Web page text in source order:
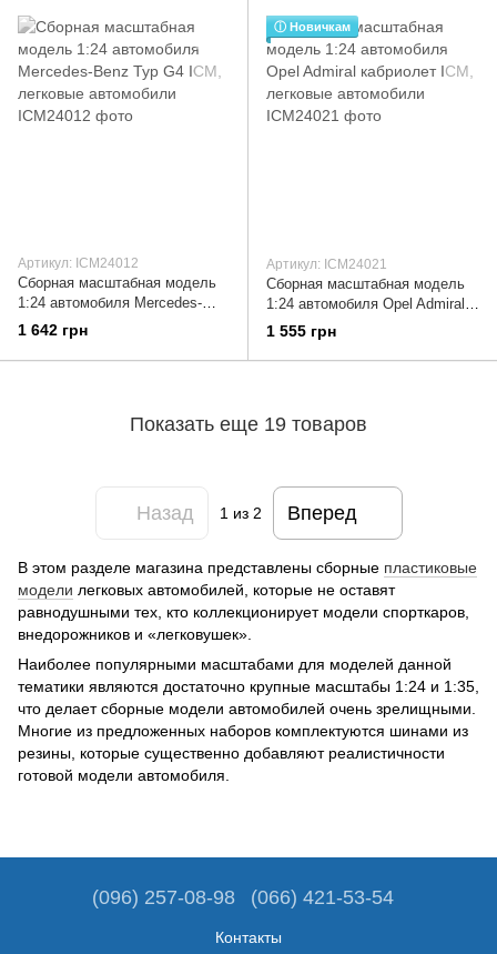
Артикул: ICM24012
Сборная масштабная модель
1:24 автомобиля Mercedes-
Benz Typ G4 ICM, легковые
автомобили
1 642 грн
ⓘ Новичкам
Артикул: ICM24021
Сборная масштабная модель
1:24 автомобиля Opel Admiral
кабриолет ICM, легковые
автомобили
1 555 грн
Показать еще 19 товаров
Назад 1из 2 Вперед
В этом разделе магазина представлены сборные пластиковые
модели легковых автомобилей, которые не оставят
равнодушными тех, кто коллекционирует модели спорткаров,
внедорожников и «легковушек».
Наиболее популярными масштабами для моделей данной
тематики являются достаточно крупные масштабы 1:24 и 1:35,
что делает сборные модели автомобилей очень зрелищными.
Многие из предложенных наборов комплектуются шинами из
резины, которые существенно добавляют реалистичности
готовой модели автомобиля.
(096) 257-08-98 (066) 421-53-54
Контакты